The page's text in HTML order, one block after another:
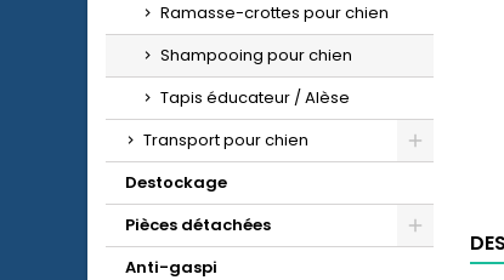
Ramasse-crottes pour chien
Shampooing pour chien
Tapis éducateur / Alèse
Transport pour chien
Destockage
Pièces détachées
Anti-gaspi